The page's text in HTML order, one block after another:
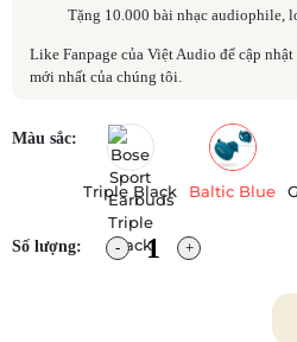
Tặng 10.000 bài nhạc audiophile,
Like Fanpage của Việt Audio để cập
mới nhất của chúng tôi.
Màu sắc:
Triple Black Baltic Blue
Số lượng: